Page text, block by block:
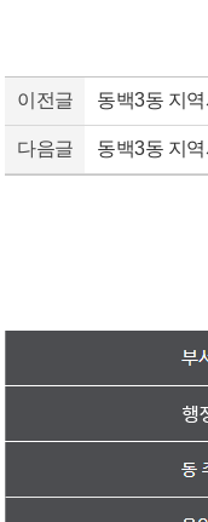
이전글 동백3동 지
다음글 동백3동 지